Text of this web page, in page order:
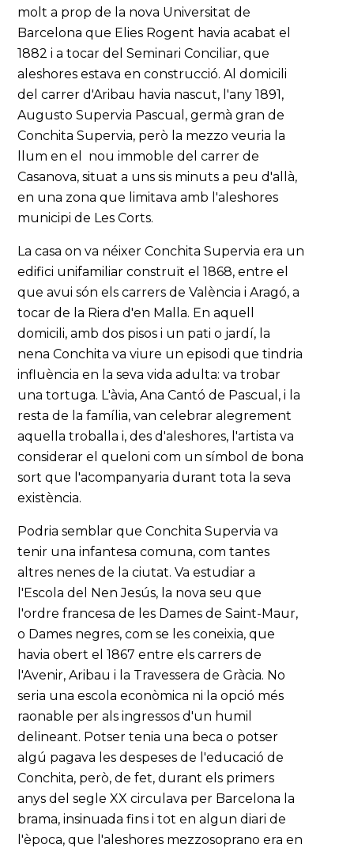
molt a prop de la nova Universitat de
Barcelona que Elies Rogent havia acabat el
1882 i a tocar del Seminari Conciliar, que
aleshores estava en construcció. Al domicili
del carrer d'Aribau havia nascut, l'any 1891,
Augusto Supervia Pascual, germà gran de
Conchita Supervia, però la mezzo veuria la
llum en el nou immoble del carrer de
Casanova, situat a uns sis minuts a peu d'allà,
en una zona que limitava amb l'aleshores
municipi de Les Corts.
La casa on va néixer Conchita Supervia era un
edifici unifamiliar construït el 1868, entre el
que avui són els carrers de València i Aragó, a
tocar de la Riera d'en Malla. En aquell
domicili, amb dos pisos i un pati o jardí, la
nena Conchita va viure un episodi que tindria
influència en la seva vida adulta: va trobar
una tortuga. L'àvia, Ana Cantó de Pascual, i la
resta de la família, van celebrar alegrement
aquella troballa i, des d'aleshores, l'artista va
considerar el queloni com un símbol de bona
sort que l'acompanyaria durant tota la seva
existència.
Podria semblar que Conchita Supervia va
tenir una infantesa comuna, com tantes
altres nenes de la ciutat. Va estudiar a
l'Escola del Nen Jesús, la nova seu que
l'ordre francesa de les Dames de Saint-Maur,
o Dames negres, com se les coneixia, que
havia obert el 1867 entre els carrers de
l'Avenir, Aribau i la Travessera de Gràcia. No
seria una escola econòmica ni la opció més
raonable per als ingressos d'un humil
delineant. Potser tenia una beca o potser
algú pagava les despeses de l'educació de
Conchita, però, de fet, durant els primers
anys del segle XX circulava per Barcelona la
brama, insinuada fins i tot en algun diari de
l'època, que l'aleshores mezzosoprano era en